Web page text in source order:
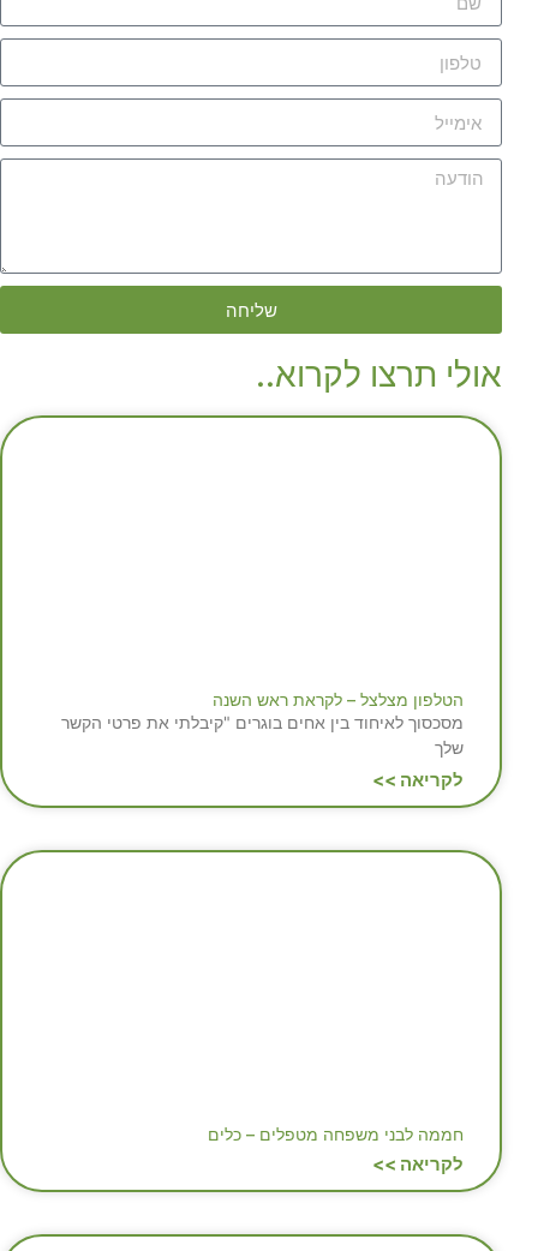
שליחה
אולי תרצו לקרוא..
הטלפון מצלצל – לקראת ראש השנה
מסכסוך לאיחוד בין אחים בוגרים "קיבלתי את פרטי הקשר
שלך
לקריאה >>
חממה לבני משפחה מטפלים – כלים
לקריאה >>